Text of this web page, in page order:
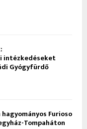
intézkedéseket
Gyógyfürdő
Furioso
Tompaháton